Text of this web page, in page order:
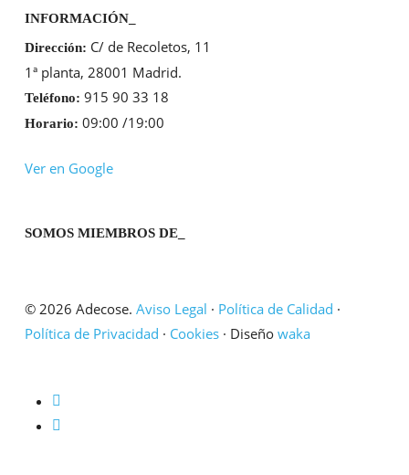
INFORMACIÓN_
Dirección: C/ de Recoletos, 11
1ª planta, 28001 Madrid.
Teléfono: 915 90 33 18
Horario: 09:00 /19:00
Ver en Google
SOMOS MIEMBROS DE_
© 2026 Adecose. Aviso Legal · Política de Calidad ·
Política de Privacidad · Cookies· Diseño waka
twitter
linkedin